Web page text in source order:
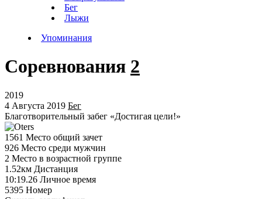
Бег
Лыжи
Упоминания
Соревнования 2
2019
4 Августа 2019 Бег
Благотворительный забег «Достигая цели!»
1561 Место общий зачет
926 Место среди мужчин
2 Место в возрастной группе
1.52км Дистанция
10:19.26 Личное время
5395 Номер